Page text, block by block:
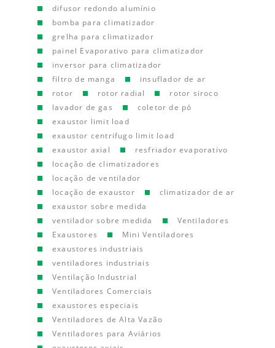
difusor redondo alumínio
bomba para climatizador
grelha para climatizador
painel Evaporativo para climatizador
inversor para climatizador
filtro de manga
insuflador de ar
rotor
rotor radial
rotor siroco
lavador de gas
coletor de pó
exaustor limit load
exaustor centrifugo limit load
exaustor axial
resfriador evaporativo
locação de climatizadores
locação de ventilador
locação de exaustor
climatizador de ar
exaustor sobre medida
ventilador sobre medida
Ventiladores
Exaustores
Mini Ventiladores
exaustores industriais
ventiladores industriais
Ventilação Industrial
Ventiladores Comerciais
exaustores especiais
Ventiladores de Alta Vazão
Ventiladores para Aviários